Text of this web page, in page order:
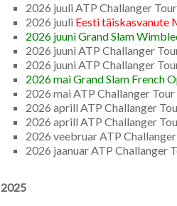
2026 juuli ATP Challanger
2026 juuli Eesti täiskasvanute
2026 juuni Grand Slam
2026 juuni ATP Challanger
2026 juuni ATP Challanger
2026 mai Grand Slam French
2026 mai ATP Challanger
2026 aprill ATP Challanger
2026 aprill ATP Challanger
2026 veebruar ATP
2026 jaanuar ATP Challanger
2025